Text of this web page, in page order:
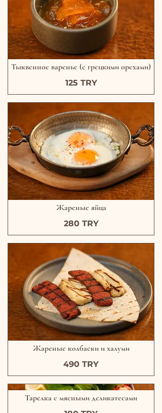
Тыквенное варенье (с грецкими орехами)
125 TRY
Жареные яйца
280 TRY
Жареные колбаски и халуми
490 TRY
Тарелка с мясными деликатесами